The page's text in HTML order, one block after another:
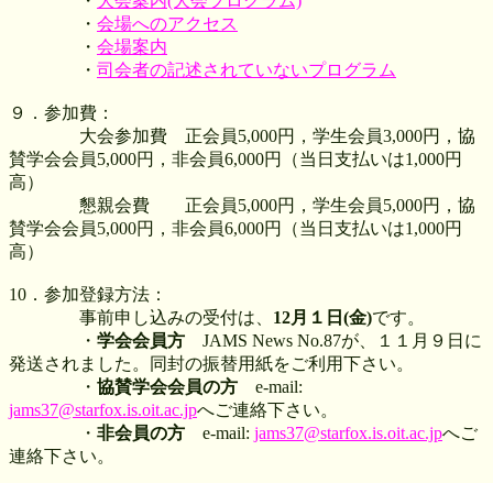
・ 会場へのアクセス
・ 会場案内
・ 司会者の記述されていないプログラム
９．参加費：
大会参加費 正会員5,000円，学生会員3,000円，協
賛学会会員5,000円，非会員6,000円（当日支払いは1,000円
高）
懇親会費 正会員5,000円，学生会員5,000円，協
賛学会会員5,000円，非会員6,000円（当日支払いは1,000円
高）
10．参加登録方法：
事前申し込みの受付は、 12月１日(金)です。
・ 学会会員方 JAMS News No.87が、１１月９日に
発送されました。同封の振替用紙をご利用下さい。
・ 協賛学会会員の方 e-mail:
jams37@starfox.is.oit.ac.jpへご連絡下さい。
・ 非会員の方 e-mail: jams37@starfox.is.oit.ac.jpへご
連絡下さい。